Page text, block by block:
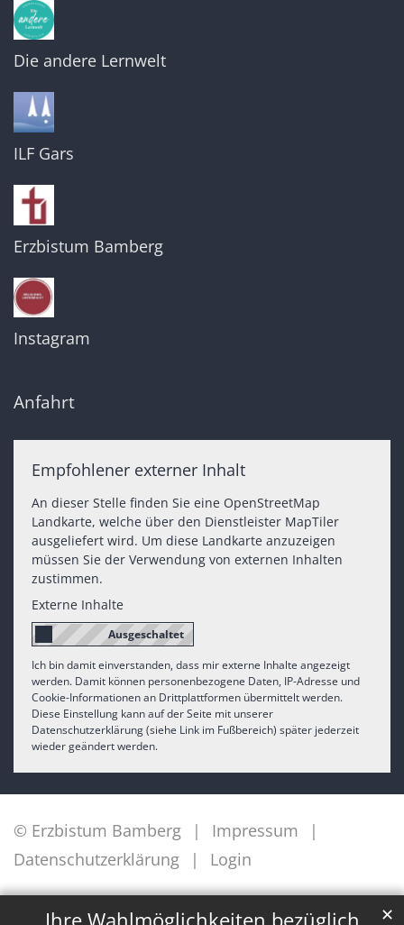
✕
Die andere Lernwelt
ILF Gars
Erzbistum Bamberg
Instagram
Anfahrt
Empfohlener externer Inhalt
An dieser Stelle finden Sie eine OpenStreetMap
Landkarte, welche über den Dienstleister MapTiler
ausgeliefert wird. Um diese Landkarte anzuzeigen
müssen Sie der Verwendung von externen Inhalten
zustimmen.
Externe Inhalte
Ich bin damit einverstanden, dass mir externe Inhalte angezeigt
werden. Damit können personenbezogene Daten, IP-Adresse und
Cookie-Informationen an Drittplattformen übermittelt werden.
Diese Einstellung kann auf der Seite mit unserer
Datenschutzerklärung (siehe Link im Fußbereich) später jederzeit
wieder geändert werden.
© Erzbistum Bamberg
Impressum
Datenschutzerklärung
Login